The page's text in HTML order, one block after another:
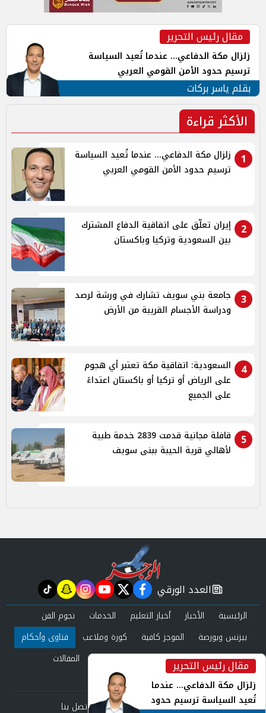
مقال رئيس التحرير
زلزال مكة الدفاعي... عندما تُعيد السياسة
ترسيم حدود الأمن القومي العربي
بقلم ياسر بركات
الأكثر قراءة
1
زلزال مكة الدفاعي... عندما تُعيد السياسة
ترسيم حدود الأمن القومي العربي
2
إيران تعلّق على اتفاقية الدفاع المشترك
بين السعودية وتركيا وباكستان
3
جامعة بني سويف تشارك في ورشة لرصد
ودراسة الأجسام القريبة من الأرض
4
السعودية: اتفاقية مكة تعتبر أي هجوم
على الرياض أو تركيا أو باكستان اعتداءً
على الجميع
5
قافلة مجانية قدمت 2839 خدمة طبية
لأهالي قرية الحيبة ببنى سويف
مقال رئيس التحرير
زلزال مكة الدفاعي... عندما
تُعيد السياسة ترسيم حدود
newspaper
العدد الورقي facebook
twitter
youtube
instagram
snapchat
tiktok
الرئيسية الأخبار أخبار التعليم الخدمات
نجوم الفن
بيزنس وبورصة
الموجز كافية كورة وملاعب
فتاوى وأحكام
صحة وجمال
عرب وعالم حوادث ومحاكم
المقالات
العدد الورقي
من نحن
سياسة الخصوصية اتصل بنا